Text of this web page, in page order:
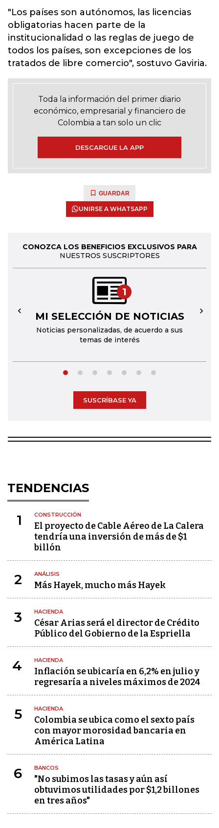
"Los países son autónomos, las licencias
obligatorias hacen parte de la
institucionalidad o las reglas de juego de
todos los países, son excepciones de los
tratados de libre comercio", sostuvo Gaviria.
Toda la información del primer diario
económico, empresarial y financiero de
Colombia a tan solo un clic
DESCARGUE LA APP
GUARDAR
UNIRSE A WHATSAPP
CONOZCA LOS BENEFICIOS EXCLUSIVOS PARA
NUESTROS SUSCRIPTORES
1
MI SELECCIÓN DE NOTICIAS
Noticias personalizadas, de acuerdo a sus
temas de interés
← →
SUSCRÍBASE YA
TENDENCIAS
1 CONSTRUCCIÓN
El proyecto de Cable Aéreo de La Calera
tendría una inversión de más de $1
billón
2 ANÁLISIS
Más Hayek, mucho más Hayek
3 HACIENDA
César Arias será el director de Crédito
Público del Gobierno de la Espriella
4 HACIENDA
Inflación se ubicaría en 6,2% en julio y
regresaría a niveles máximos de 2024
5 HACIENDA
Colombia se ubica como el sexto país
con mayor morosidad bancaria en
América Latina
6 BANCOS
"No subimos las tasas y aún así
obtuvimos utilidades por $1,2 billones
en tres años"